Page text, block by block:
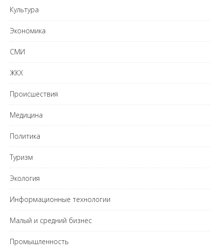
Культура
Экономика
СМИ
ЖКХ
Происшествия
Медицина
Политика
Туризм
Экология
Информационные технологии
Малый и средний бизнес
Промышленность